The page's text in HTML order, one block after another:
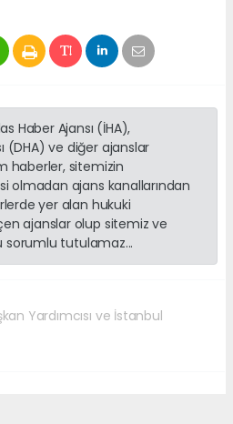
Haber Ajansı (İHA),
(DHA) ve diğer ajanslar
haberler, sitemizin
olmadan ajans kanallarından
yer alan hukuki
ajanslar olup sitemiz ve
sorumlu tutulamaz...
Yardımcısı ve İstanbul